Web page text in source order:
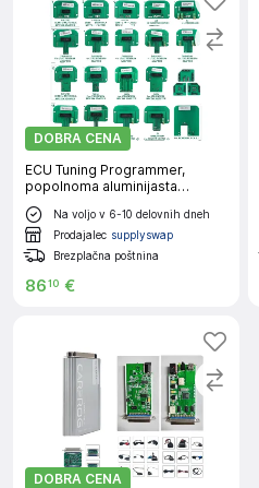
DOBRA CENA
ECU Tuning Programmer,
popolnoma aluminijasta
konstrukcija, 22PCS adapter,
22PCS adapterji
Na voljo v 6-10 delovnih dneh
Prodajalec supplyswap
Brezplačna poštnina
8610 €
DOBRA CENA